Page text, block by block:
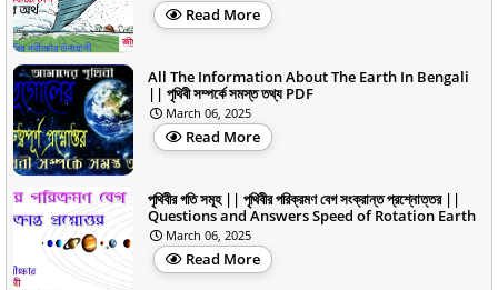
Read More
All The Information About The Earth In Bengali
|| পৃথিবী সম্পর্কে সমস্ত তথ্য PDF
March 06, 2025
Read More
পৃথিবীর গতি সমূহ || পৃথিবীর পরিক্রমণ বেগ সংক্রান্ত প্রশ্নোত্তর ||
Questions and Answers Speed of Rotation Earth
March 06, 2025
Read More